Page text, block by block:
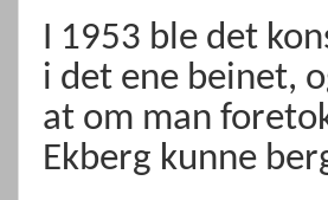
I 1953 ble det
i det ene beinet,
at om man
Ekberg kunne